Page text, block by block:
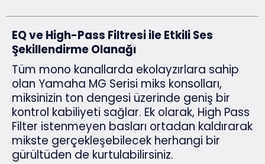
EQ ve High-Pass Filtresi ile Etkili Ses
Şekillendirme Olanağı
Tüm mono kanallarda ekolayzırlara sahip
olan Yamaha MG Serisi miks konsolları,
miksinizin ton dengesi üzerinde geniş bir
kontrol kabiliyeti sağlar. Ek olarak, High Pass
Filter istenmeyen basları ortadan kaldırarak
mikste gerçekleşebilecek herhangi bir
gürültüden de kurtulabilirsiniz.